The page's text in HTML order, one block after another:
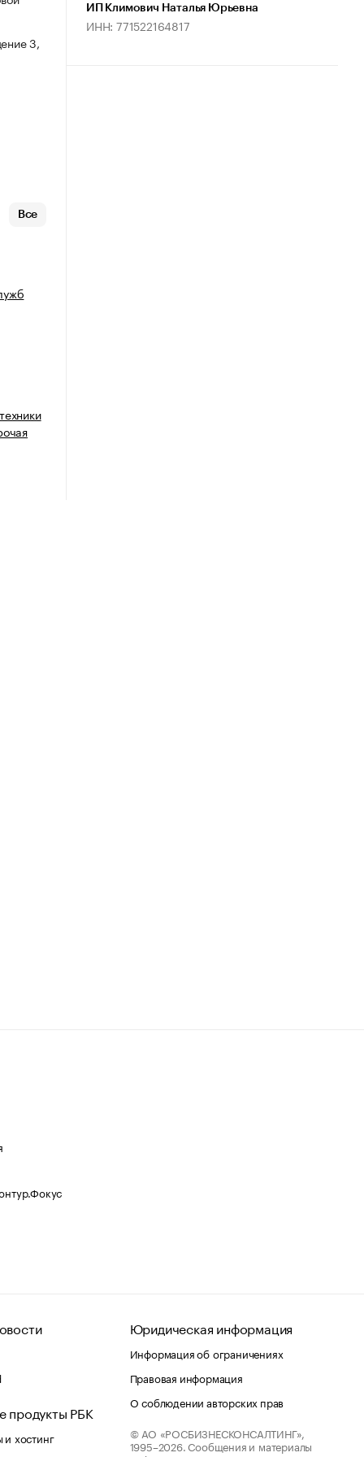
3,
Все
ИП Климович Наталья Юрьевна
ИНН: 771522164817
продукты РБК
хостинг
Юридическая информация
Информация об ограничениях
Правовая информация
О соблюдении авторских прав
© АО «РОСБИЗНЕСКОНСАЛТИНГ»,
1995–2026. Сообщения и материалы